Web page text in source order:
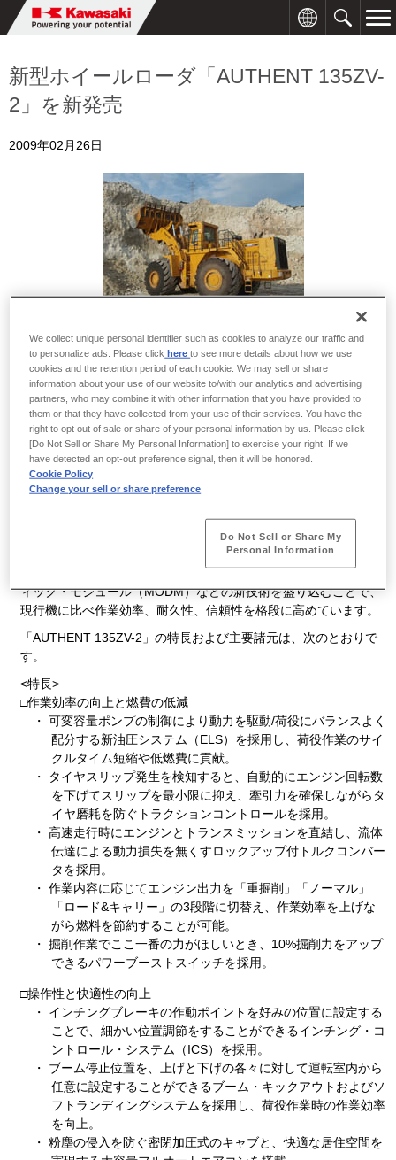
新型ホイールローダ「AUTHENT 135ZV-
2」を新発売
2009年02月26日
川崎重工は、新型ホイールローダ「AUTHENT 135ZV-2」を、3月
1日より新発売します。
今回発売する「AUTHENT 135ZV-2」は、バケット容量9.7m3
大型機で、最新鋭の技術を投入した当社のフラッグシップモデル
です。
本機は、最大出力537kW（730PS）のV型12気筒・30リッターエ
ンジンを搭載し、余裕のある作業能力を実現しています。また、
今回新たに、作業効率を向上させて低燃費化を図るエフィシェン
ト・ローディング・システム（ELS）や、ブレーキペダルのイン
チング作動位置を任意に設定できるインチング・コントロール・
システム（ICS）を搭載し、さらに、メンテナンス性を向上させる
故障診断機能を備えたマシン・オペレーション・ダイアグナステ
ィック・モジュール（MODM）などの新技術を盛り込むことで、
現行機に比べ作業効率、耐久性、信頼性を格段に高めています。
「AUTHENT 135ZV-2」の特長および主要諸元は、次のとおりで
す。
<特長>
□作業効率の向上と燃費の低減
・ 可変容量ポンプの制御により動力を駆動/荷役にバランスよく
配分する新油圧システム（ELS）を採用し、荷役作業のサイ
クルタイム短縮や低燃費に貢献。
・ タイヤスリップ発生を検知すると、自動的にエンジン回転数
を下げてスリップを最小限に抑え、牽引力を確保しながらタ
イヤ磨耗を防ぐトラクションコントロールを採用。
・ 高速走行時にエンジンとトランスミッションを直結し、流体
伝達による動力損失を無くすロックアップ付トルクコンバー
タを採用。
・ 作業内容に応じてエンジン出力を「重掘削」「ノーマル」
「ロード&キャリー」の3段階に切替え、作業効率を上げな
がら燃料を節約することが可能。
・ 掘削作業でここ一番の力がほしいとき、10%掘削力をアップ
できるパワーブーストスイッチを採用。
□操作性と快適性の向上
・ インチングブレーキの作動ポイントを好みの位置に設定する
ことで、細かい位置調節をすることができるインチング・コ
ントロール・システム（ICS）を採用。
・ ブーム停止位置を、上げと下げの各々に対して運転室内から
任意に設定することができるブーム・キックアウトおよびソ
フトランディングシステムを採用し、荷役作業時の作業効率
を向上。
・ 粉塵の侵入を防ぐ密閉加圧式のキャブと、快適な居住空間を
We collect unique personal identifier such as cookies to analyze our traffic and
to personalize ads. Please click hereto see more details about how we use
cookies and the retention period of each cookie. We may sell or share
information about your use of our website to/with our analytics and advertising
partners, who may combine it with other information that you have provided to
them or that they have collected from your use of their services. You have the
right to opt out of sale or share of your personal information by us. Please click
[Do Not Sell or Share My Personal Information] to exercise your right. If we
have detected an opt-out preference signal, then it will be honored.
Cookie Policy
Change your sell or share preference
Do Not Sell or Share My
Personal Information